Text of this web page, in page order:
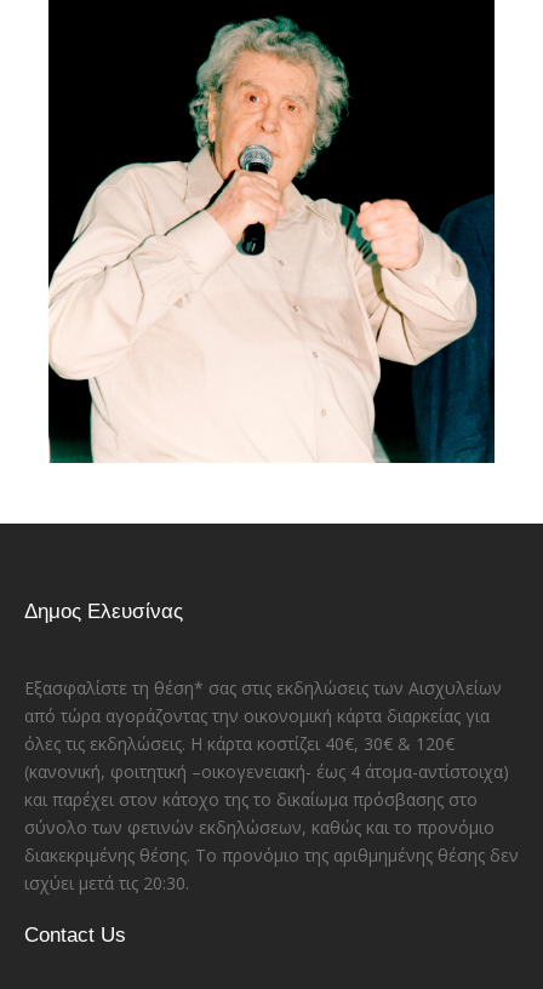
Δημος Ελευσίνας
Εξασφαλίστε τη θέση* σας στις εκδηλώσεις των Αισχυλείων
από τώρα αγοράζοντας την οικονομική κάρτα διαρκείας για
όλες τις εκδηλώσεις. Η κάρτα κοστίζει 40€, 30€ & 120€
(κανονική, φοιτητική –οικογενειακή- έως 4 άτομα-αντίστοιχα)
και παρέχει στον κάτοχο της το δικαίωμα πρόσβασης στο
σύνολο των φετινών εκδηλώσεων, καθώς και το προνόμιο
διακεκριμένης θέσης. Το προνόμιο της αριθμημένης θέσης δεν
ισχύει μετά τις 20:30.
Contact Us